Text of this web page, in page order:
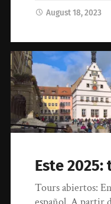
August 18, 2023
Este
Tours abiertos: